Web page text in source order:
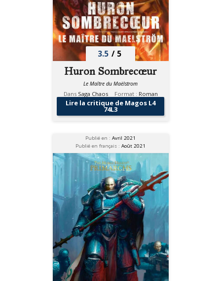
3.5 / 5
Huron Sombrecœur
Le Maître du Maëlstrom
Dans Saga Chaos Format : Roman
Lire la critique de Magos L4
74L3
Publié en : Avril 2021
Publié en français : Août 2021